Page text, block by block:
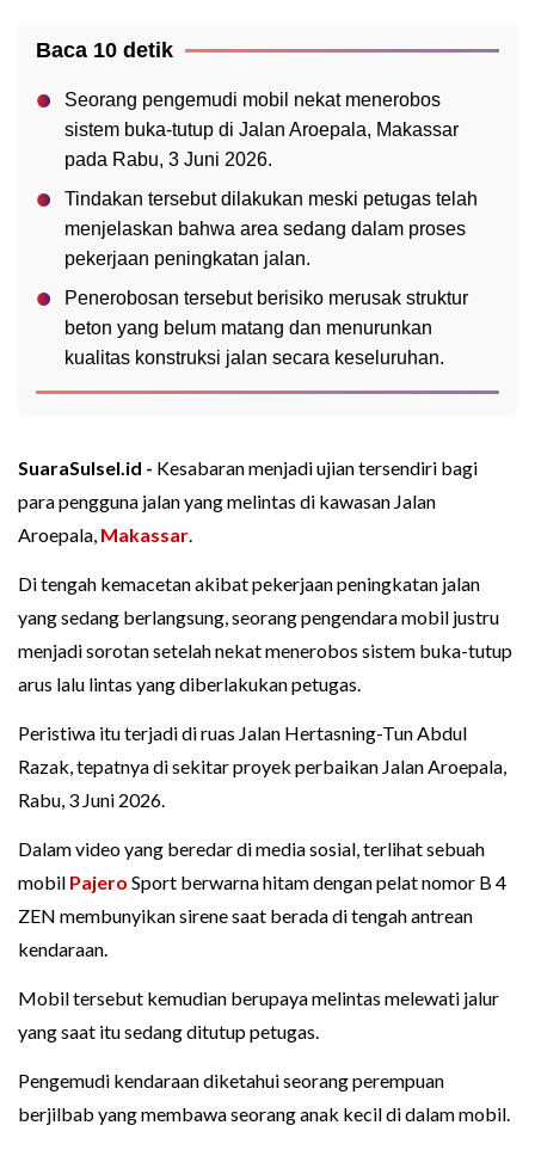
Baca 10 detik
Seorang pengemudi mobil nekat menerobos
sistem buka-tutup di Jalan Aroepala, Makassar
pada Rabu, 3 Juni 2026.
Tindakan tersebut dilakukan meski petugas telah
menjelaskan bahwa area sedang dalam proses
pekerjaan peningkatan jalan.
Penerobosan tersebut berisiko merusak struktur
beton yang belum matang dan menurunkan
kualitas konstruksi jalan secara keseluruhan.
SuaraSulsel.id - Kesabaran menjadi ujian tersendiri bagi
para pengguna jalan yang melintas di kawasan Jalan
Aroepala, Makassar.
Di tengah kemacetan akibat pekerjaan peningkatan jalan
yang sedang berlangsung, seorang pengendara mobil justru
menjadi sorotan setelah nekat menerobos sistem buka-tutup
arus lalu lintas yang diberlakukan petugas.
Peristiwa itu terjadi di ruas Jalan Hertasning-Tun Abdul
Razak, tepatnya di sekitar proyek perbaikan Jalan Aroepala,
Rabu, 3 Juni 2026.
Dalam video yang beredar di media sosial, terlihat sebuah
mobil Pajero Sport berwarna hitam dengan pelat nomor B 4
ZEN membunyikan sirene saat berada di tengah antrean
kendaraan.
Mobil tersebut kemudian berupaya melintas melewati jalur
yang saat itu sedang ditutup petugas.
Pengemudi kendaraan diketahui seorang perempuan
berjilbab yang membawa seorang anak kecil di dalam mobil.